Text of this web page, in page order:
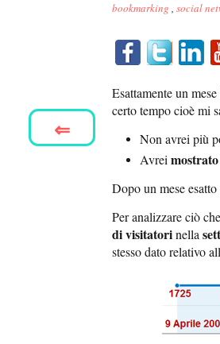
bookmarking , social
Esattamente un
certo tempo cioè mi
Non avrei più
Avrei
Dopo un mese
Per analizzare ciò
di visitatorinella
stesso dato relativo
⇐